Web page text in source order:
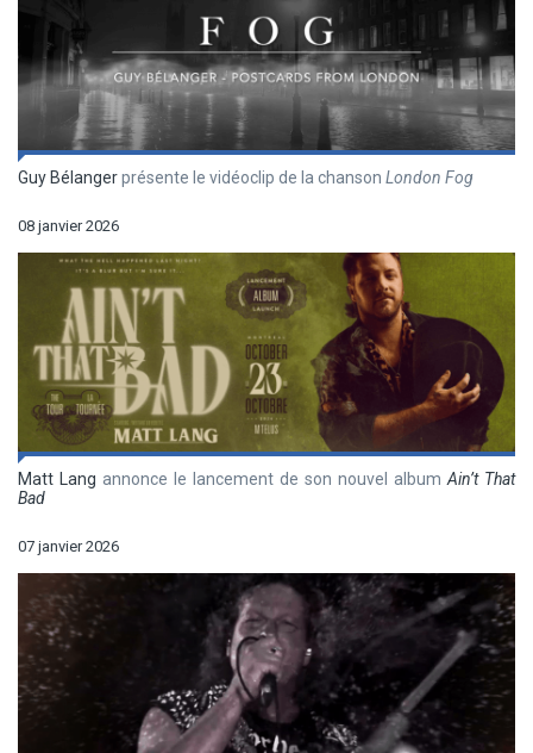
Guy Bélangerprésente le vidéoclip de la chanson London Fog
08 janvier 2026
Matt Lang annonce le lancement de son nouvel albumAin’t That
Bad
07 janvier 2026